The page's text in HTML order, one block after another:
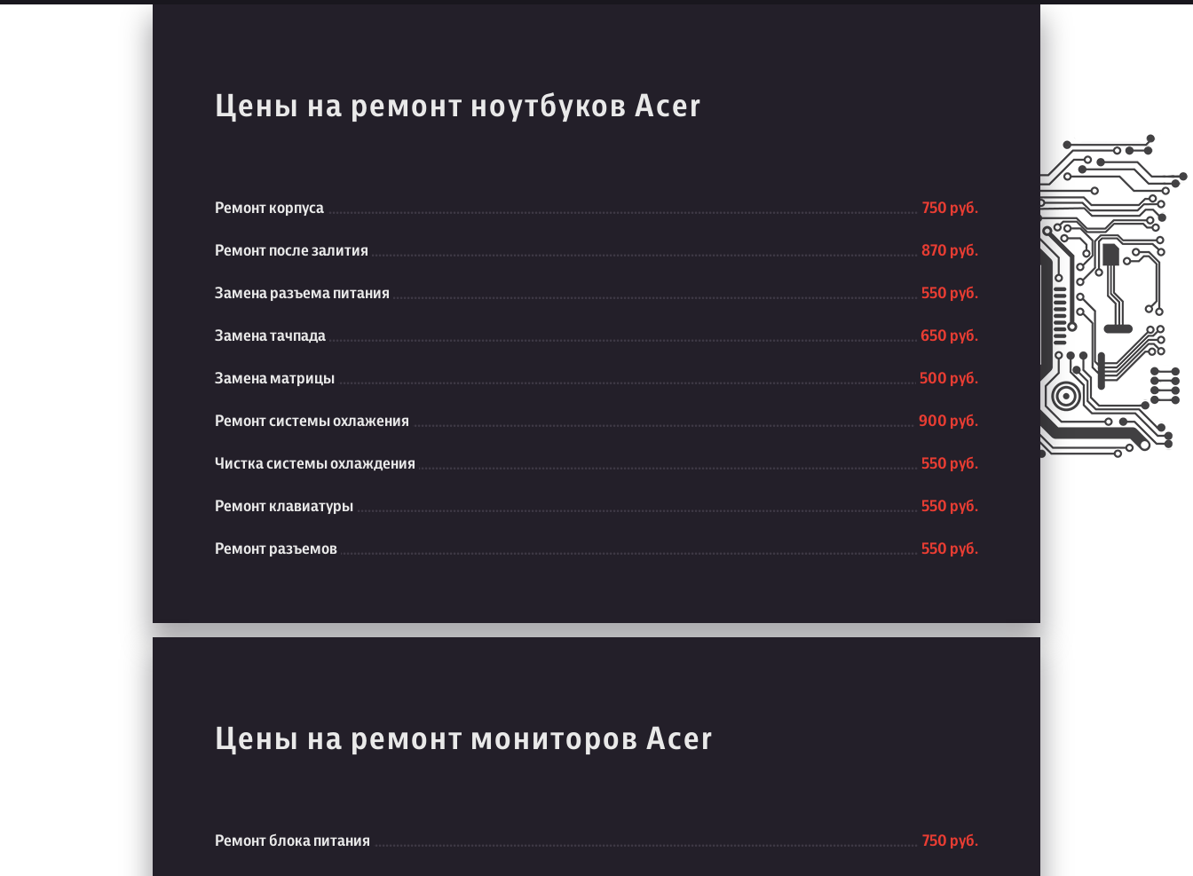
Цены на ремонт ноутбуков Acer
Ремонт корпуса 750 руб.
Ремонт после залития 870 руб.
Замена разъема питания 550 руб.
Замена тачпада 650 руб.
Замена матрицы 500 руб.
Ремонт системы охлажения 900 руб.
Чистка системы охлаждения 550 руб.
Ремонт клавиатуры 550 руб.
Ремонт разъемов 550 руб.
Цены на ремонт мониторов Acer
Ремонт блока питания 750 руб.